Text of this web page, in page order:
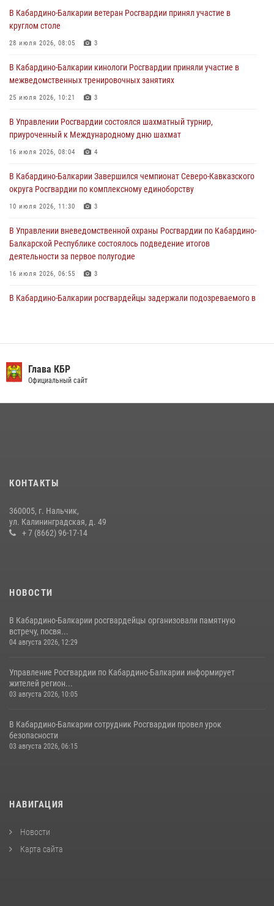
направлении
31 июля 2026, 09:22
генерала армии Виктора Золотова с заместителем полномочного
представителя Президента Российской Федерации в Северо-
Кавказском федеральном округе Виталием Кузнецовым
Управление Росгвардии по Кабардино-Балкарской Республике
информирует
В Кабардино-Балкарии нештатные инструктора подразделений
Росгвардии отработали профессиональные навыки
В Кабардино-Балкарии ветеран Росгвардии принял участие в
круглом столе
28 июля 2026, 08:05 3
В Кабардино-Балкарии кинологи Росгвардии приняли участие в
межведомственных тренировочных занятиях
25 июля 2026, 10:21 3
В Управлении Росгвардии состоялся шахматный турнир,
приуроченный к Международному дню шахмат
16 июля 2026, 08:04 4
В Кабардино-Балкарии Завершился чемпионат Северо-Кавказского
округа Росгвардии по комплексному единоборству
10 июля 2026, 11:30 3
В Управлении вневедомственной охраны Росгвардии по Кабардино-
Балкарской Республике состоялось подведение итогов
деятельности за первое полугодие
16 июля 2026, 06:55 3
В Кабардино-Балкарии росгвардейцы задержали подозреваемого в
округе Росгвардии
09 июля 2026, 08:36
В Кабардино-Балкарии при силовой поддержке Росгвардии изъяты
оружие и наркотические средства
Глава КБР
Официальный сайт
КОНТАКТЫ
360005, г. Нальчик,
ул. Калининградская, д. 49
+ 7 (8662) 96-17-14
НОВОСТИ
В Кабардино-Балкарии росгвардейцы организовали памятную
встречу, посвя...
04 августа 2026, 12:29
Управление Росгвардии по Кабардино-Балкарии информирует
жителей регион...
03 августа 2026, 10:05
В Кабардино‑Балкарии сотрудник Росгвардии провел урок
безопасности
03 августа 2026, 06:15
НАВИГАЦИЯ
Новости
Карта сайта